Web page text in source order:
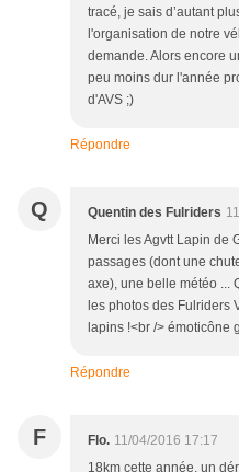
tracé, je sais d’autant
l'organisation de notre
demande. Alors encore
peu moins dur l'année
d'AVS ;)
Répondre
Q Quentin des Fulriders
Merci les Agvtt Lapin de
passages (dont une
axe), une belle météo ...
les photos des Fulriders
lapins !<br /> émoticône
Répondre
F Flo. 11/04/2016 17:17
18km cette année, un